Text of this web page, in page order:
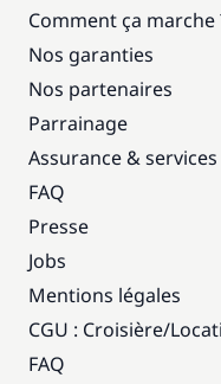
Comment ça marche
Nos garanties
Nos partenaires
Parrainage
Assurance & services
FAQ
Presse
Jobs
Mentions légales
CGU : Croisière/
FAQ